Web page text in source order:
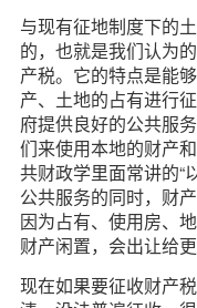
与现有征地制度下的
的，也就是我们认为
产税。它的特点是能
产、土地的占有进行
府提供良好的公共服
们来使用本地的财产
共财政学里面常讲的“
公共服务的同时，财
因为占有、使用房、
财产闲置，会出让给
现在如果要征收财产